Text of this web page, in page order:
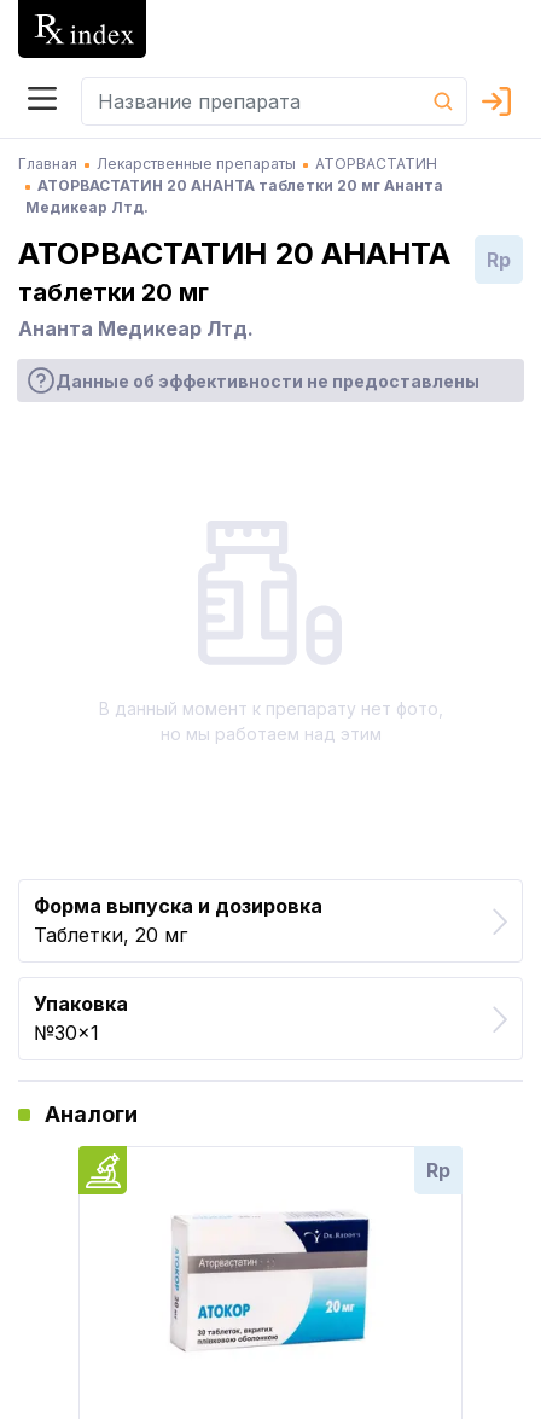
Главная Лекарственные препараты
АТОРВАСТАТИН
АТОРВАСТАТИН 20 АНАНТА таблетки 20 мг Ананта
Медикеар Лтд.
АТОРВАСТАТИН 20 АНАНТА
таблетки 20 мг
Ананта Медикеар Лтд.
Rp
Данные об эффективности не предоставлены
В данный момент к препарату нет фото,
но мы работаем над этим
Форма выпуска и дозировка
Таблетки, 20 мг
Упаковка
№30x1
Аналоги
Rp